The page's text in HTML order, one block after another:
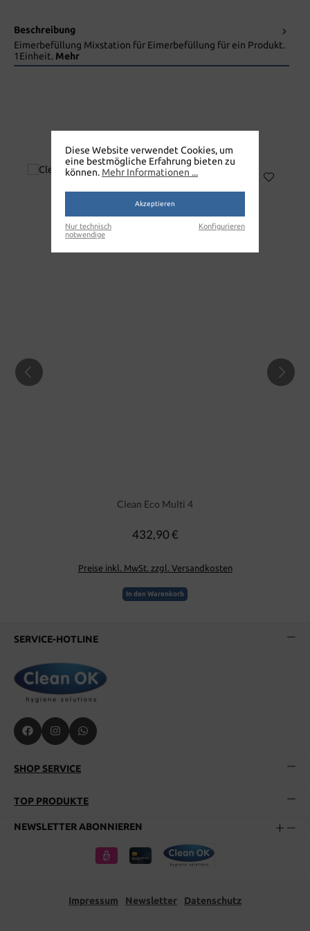
Beschreibung
Eimerbefüllung Mixstation für Eimerbefüllung für ein Produkt.
1Einheit. Mehr
CLEAN ECO MULTI
Clean Eco Multi 4
Regulärer Preis:
432,90 €
Preise inkl. MwSt. zzgl. Versandkosten
In den Warenkorb
SERVICE-HOTLINE
SHOP SERVICE
TOP PRODUKTE
NEWSLETTER ABONNIEREN
Impressum Newsletter Datenschutz
Diese Website verwendet Cookies, um
eine bestmögliche Erfahrung bieten zu
können. Mehr Informationen ...
Akzeptieren
Nur technisch
notwendige
Konfigurieren